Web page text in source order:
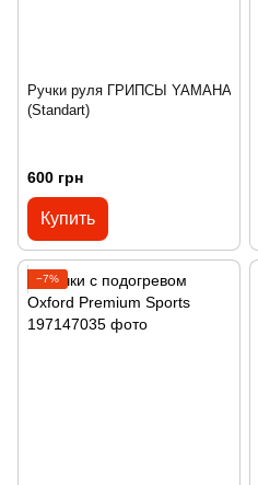
Ручки руля ГРИПСЫ YAMAHA
(Standart)
600 грн
Купить
−7%